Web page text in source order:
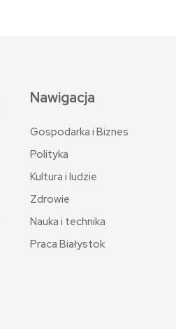
Nawigacja
Gospodarka i Biznes
Polityka
Kultura i ludzie
Zdrowie
Nauka i technika
Praca Białystok